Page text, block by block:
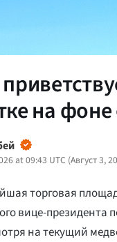
на
at 09:43 UTC (Август 3,
торговая
вице-
на текущий